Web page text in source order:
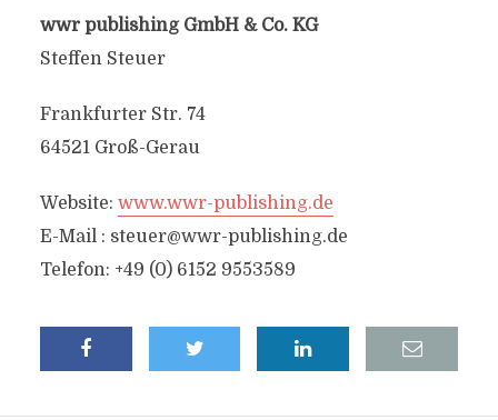
wwr publishing GmbH & Co. KG
Steffen Steuer
Frankfurter Str. 74
64521 Groß-Gerau
Website: www.wwr-publishing.de
E-Mail : steuer@wwr-publishing.de
Telefon: +49 (0) 6152 9553589